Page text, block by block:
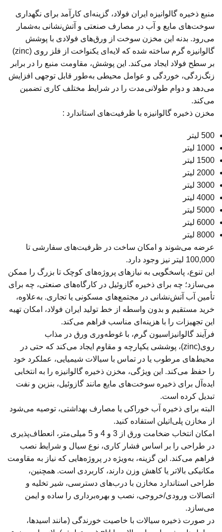
منبع ذخیره گالوانیزه ایران فولاد، گزینه‌ای کارآمد برای نگهداری
سوخت‌های مایع و آب در مصارف صنعتی و آتش‌نشانی به‌شمار
می‌رود. بدنه این مخزن سوخت از ورق‌های فولادی با پوشش
گالوانیزه گرم ساخته شده که لایه‌ای یکنواخت از فلز روی (zinc)
بر سطح فولاد ایجاد می‌کند. این پوشش، مقاومت منبع را در برابر
زنگ‌زدگی، خوردگی و عوامل محیطی به‌طور قابل توجهی افزایش
می‌دهد و دوام طولانی‌مدت را در شرایط مختلف کاری تضمین
می‌کند.
مخزن ذخیره گالوانیزه با ظرفیت‌های استاندارد :
500 لیتر
1000 لیتر
1500 لیتر
2000 لیتر
3000 لیتر
4000 لیتر
5000 لیتر
6000 لیتر
8000 لیتر
عرضه می‌شوند و امکان ساخت در ظرفیت‌های سفارشی تا
100,000 لیتر نیز وجود دارد.
این تنوع، پاسخگویی به نیازهای پروژه‌های کوچک تا بزرگ را ممکن
می‌سازد؛ چه برای ذخیره گازوئیل در کارگاه‌های صنعتی، چه برای
تأمین آب آتش‌نشانی در مجتمع‌های مسکونی یا تجاری. به‌علاوه،
خرید مستقیم و بدون واسطه از خط تولید ایران فولاد، امکان تهیه
این تجهیزات را با هزینه‌ای مناسب فراهم می‌کند.
فرآیند گالوانیزاسیون گرم، با غوطه‌وری ورق در مذاب
روی(zinc)، پوششی یکپارچه و مقاوم ایجاد می‌کند که حتی در
محیط‌های مرطوب یا در تماس با سیالات شیمیایی، عملکرد خود
را حفظ می‌کند. این ویژگی، مخزن ذخیره گالوانیزه را به انتخابی
ایده‌آل برای ذخیره سوخت‌های مایع مانند گازوئیل، بنزین و نفت
تبدیل کرده است.
البته برای ذخیره آب خوراکی یا مصارف بهداشتی، توصیه می‌شود
از مخازن پلی‌اتیلن استفاده کنید.
امکان انتخاب ضخامت ورق از 3 و 4 و 5 میلی‌متر، انعطاف‌پذیری
در طراحی را بر اساس فشار کاری، نوع سیال و شرایط نصب
فراهم می‌کند. این گزینه، به‌ویژه در پروژه‌هایی که نیاز به مقاومت
مکانیکی بالاتر یا کاهش وزن دارند، کاربردی است. همچنین،
طراحی استاندارد مخازن با درب‌های دسترسی، شیر تخلیه و
اتصالات ورودی/خروجی، نصب و بهره‌برداری را ساده و ایمن
می‌سازد.
در صورت ذخیره سیالات با خاصیت خورندگی (مانند اسیدها،